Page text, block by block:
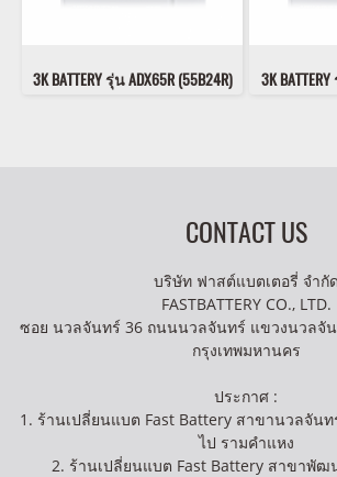
3K BATTERY รุ่น ADX65R (55B24R) 3K
CONTACT US
บริษัท ฟาสต์แบตเตอรี่ จำกัด
FASTBATTERY CO., LTD.
ซอย นวลจันทร์ 36 ถนนนวลจันทร์ แขวงนวลจัน
กรุงเทพมหานคร
ประกาศ :
1. ร้านเปลี่ยนแบต Fast Battery สาขานวลจัน
ไป รามคำแหง
2. ร้านเปลี่ยนแบต Fast Battery สาขาพัฒ